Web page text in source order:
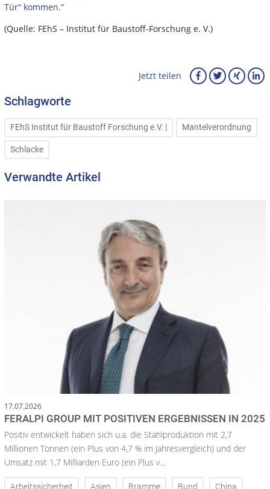
Tür“ kommen.“
(Quelle: FEhS – Institut für Baustoff-Forschung e. V.)
Jetzt teilen
Schlagworte
FEhS Institut für Baustoff Forschung e.V. | Mantelverordnung
Schlacke
Verwandte Artikel
17.07.2026
FERALPI GROUP MIT POSITIVEN ERGEBNISSEN IN 2025
Positiv entwickelt haben sich u.a. die Stahlproduktion mit 2,7
Millionen Tonnen (ein Plus von 4,7 % im Jahresvergleich) und der
Umsatz mit 1,7 Milliarden Euro (ein Plus v...
Arbeitssicherheit Asien Bramme Bund China